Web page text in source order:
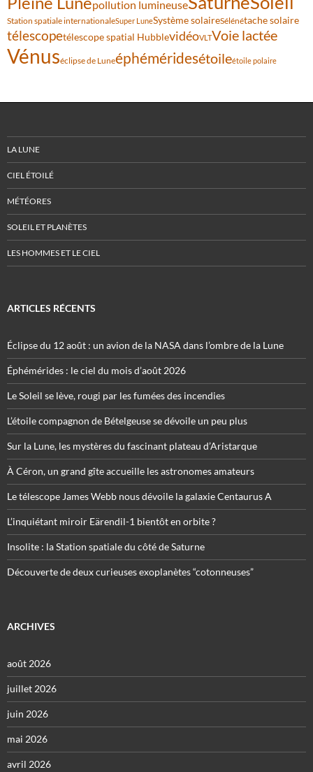
pollution lumineuse
Station spatiale internationaleSuper LuneSystème solaireSélénétache solaire
télescopetélescope spatial HubblevidéoVLTVoie lactée
Vénuséclipse de Luneéphéméridesétoileétoile polaire
LA LUNE
CIEL ÉTOILÉ
MÉTÉORES
SOLEIL ET PLANÈTES
LES HOMMES ET LE CIEL
ARTICLES RÉCENTS
Éclipse du 12 août : un avion de la NASA dans l’ombre de la Lune
Éphémérides : le ciel du mois d’août 2026
Le Soleil se lève, rougi par les fumées des incendies
L’étoile compagnon de Bételgeuse se dévoile un peu plus
Sur la Lune, les mystères du fascinant plateau d’Aristarque
À Céron, un grand gîte accueille les astronomes amateurs
Le télescope James Webb nous dévoile la galaxie Centaurus A
L’inquiétant miroir Eärendil-1 bientôt en orbite ?
Insolite : la Station spatiale du côté de Saturne
Découverte de deux curieuses exoplanètes “cotonneuses”
ARCHIVES
août 2026
juillet 2026
juin 2026
mai 2026
avril 2026